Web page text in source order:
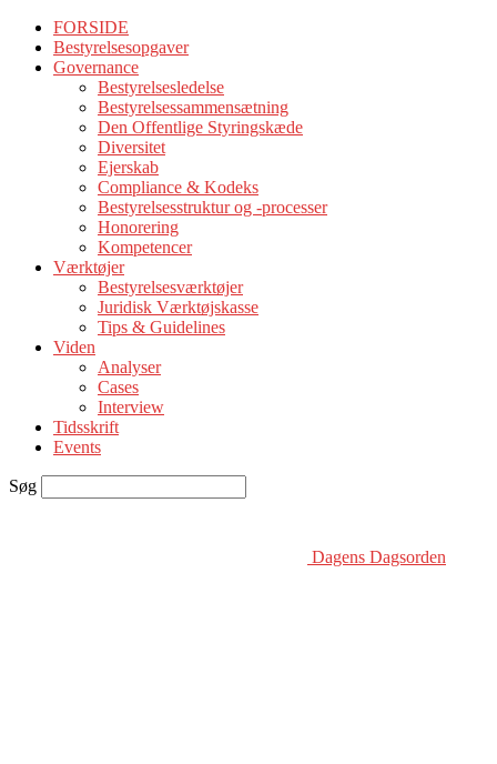
FORSIDE
Bestyrelsesopgaver
Governance
Bestyrelsesledelse
Bestyrelsessammensætning
Den Offentlige Styringskæde
Diversitet
Ejerskab
Compliance & Kodeks
Bestyrelsesstruktur og -processer
Honorering
Kompetencer
Værktøjer
Bestyrelsesværktøjer
Juridisk Værktøjskasse
Tips & Guidelines
Viden
Analyser
Cases
Interview
Tidsskrift
Events
Søg
Dagens Dagsorden